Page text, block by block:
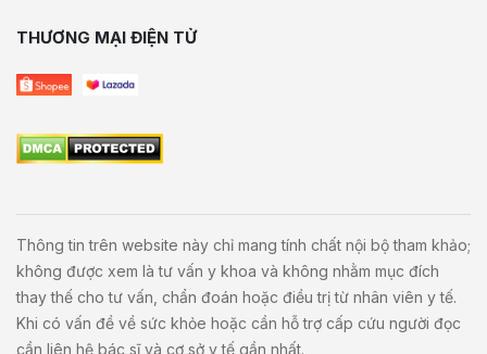
THƯƠNG MẠI ĐIỆN TỬ
Thông tin trên website này chỉ mang tính chất nội bộ tham khảo;
không được xem là tư vấn y khoa và không nhằm mục đích
thay thế cho tư vấn, chẩn đoán hoặc điều trị từ nhân viên y tế.
Khi có vấn đề về sức khỏe hoặc cần hỗ trợ cấp cứu người đọc
cần liên hệ bác sĩ và cơ sở y tế gần nhất.